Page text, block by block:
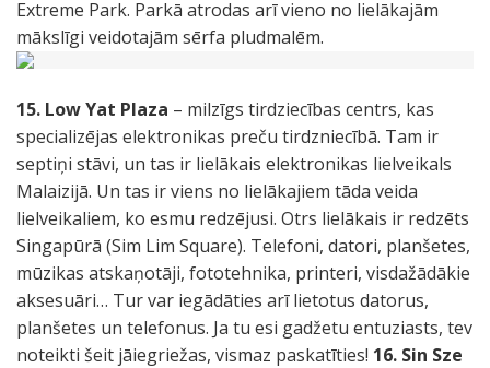
Extreme Park. Parkā atrodas arī vieno no lielākajām
mākslīgi veidotajām sērfa pludmalēm.
15. Low Yat Plaza – milzīgs tirdziecības centrs, kas
specializējas elektronikas preču tirdzniecībā. Tam ir
septiņi stāvi, un tas ir lielākais elektronikas lielveikals
Malaizijā. Un tas ir viens no lielākajiem tāda veida
lielveikaliem, ko esmu redzējusi. Otrs lielākais ir redzēts
Singapūrā (Sim Lim Square). Telefoni, datori, planšetes,
mūzikas atskaņotāji, fototehnika, printeri, visdažādākie
aksesuāri… Tur var iegādāties arī lietotus datorus,
planšetes un telefonus. Ja tu esi gadžetu entuziasts, tev
noteikti šeit jāiegriežas, vismaz paskatīties! 16. Sin Sze